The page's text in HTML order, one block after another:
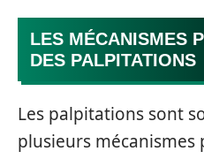
LES MÉCANISMES
DES PALPITATIONS
Les palpitations sont
plusieurs